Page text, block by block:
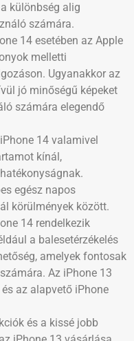
különbség alig
számára.
14 esetében az Apple
melletti
Ugyanakkor az
jó minőségű képeket
számára elegendő
14 valamivel
kínál,
egész napos
körülmények között.
14 rendelkezik
a balesetérzékelés
amelyek fontosak
Az iPhone 13
az alapvető iPhone
és a kissé jobb